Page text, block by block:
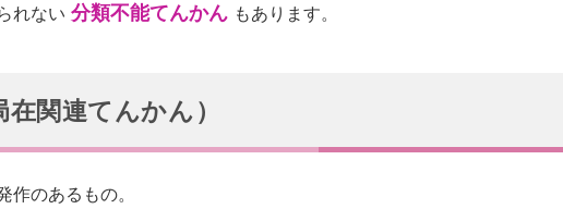
れない 分類不能てんかん もあります。
関連てんかん）
作のあるもの。